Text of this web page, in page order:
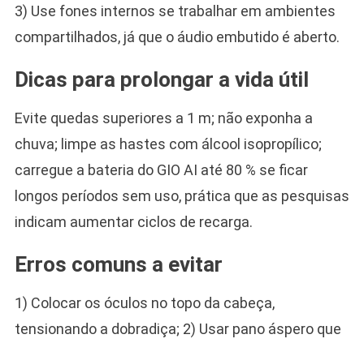
3) Use fones internos se trabalhar em ambientes
compartilhados, já que o áudio embutido é aberto.
Dicas para prolongar a vida útil
Evite quedas superiores a 1 m; não exponha a
chuva; limpe as hastes com álcool isopropílico;
carregue a bateria do GIO AI até 80 % se ficar
longos períodos sem uso, prática que as pesquisas
indicam aumentar ciclos de recarga.
Erros comuns a evitar
1) Colocar os óculos no topo da cabeça,
tensionando a dobradiça; 2) Usar pano áspero que